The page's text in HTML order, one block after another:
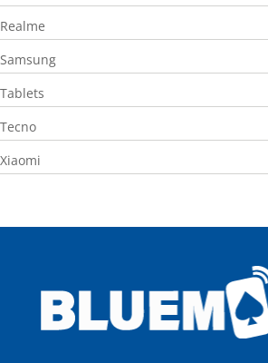
Realme
Samsung
Tablets
Tecno
Xiaomi